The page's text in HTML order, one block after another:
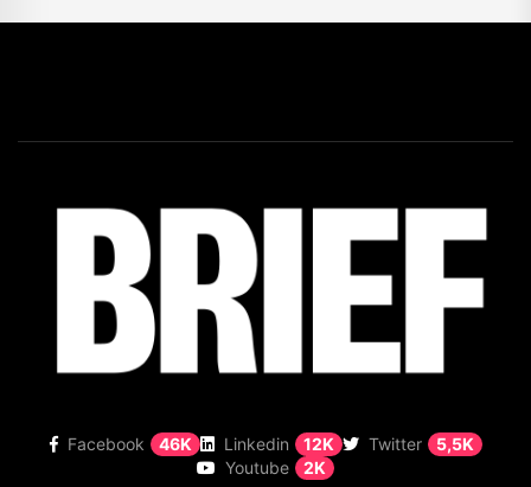
Facebook 46K Linkedin 12K Twitter
5,5K
Youtube
2K